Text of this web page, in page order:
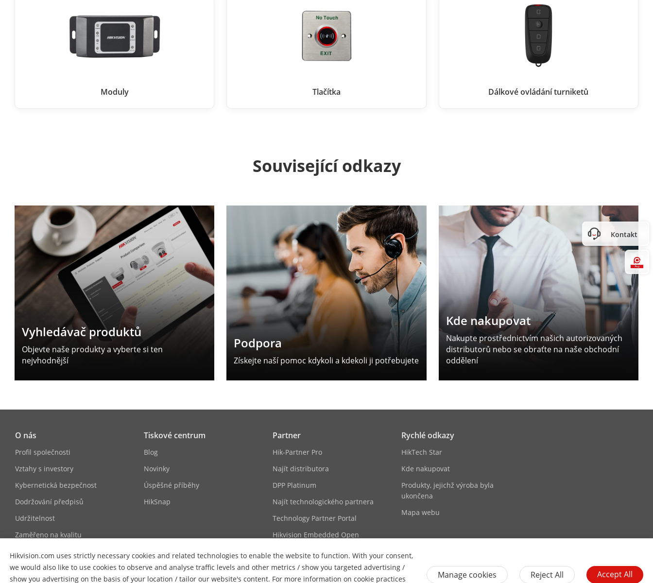
Moduly Tlačítka Dálkové ovládání turniketů
Související odkazy
Vyhledávač produktů
Objevte naše produkty a vyberte si ten
nejvhodnější
Podpora
Získejte naší pomoc kdykoli a kdekoli ji potřebujete
Kde nakupovat
Nakupte prostřednictvím našich autorizovaných
distributorů nebo se obraťte na naše obchodní
oddělení
Hikvision.com uses strictly necessary cookies and related technologies to enable the website to function. With your consent,
we would also like to use cookies to observe and analyse traffic levels and other metrics / show you targeted advertising /
show you advertising on the basis of your location / tailor our website's content. For more information on cookie practices
Manage cookies Reject All Accept All
Kontakt
O nás
Profil společnosti
Vztahy s investory
Kybernetická bezpečnost
Dodržování předpisů
Udržitelnost
Zaměřeno na kvalitu
Kontakt
Kariéra
Tiskové centrum
Blog
Novinky
Úspěšné příběhy
HikSnap
Partner
Hik-Partner Pro
Najít distributora
DPP Platinum
Najít technologického partnera
Technology Partner Portal
Hikvision Embedded Open
Příběh technologického partnera
Rychlé odkazy
HikTech Star
Kde nakupovat
Produkty, jejichž výroba byla
ukončena
Mapa webu